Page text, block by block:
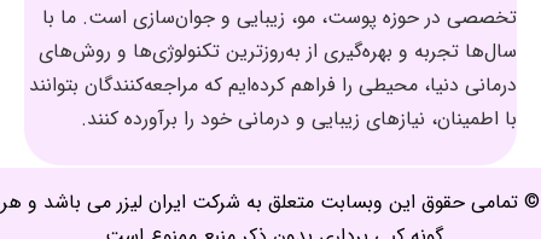
تخصصی در حوزه پوست، مو، زیبایی و جوان‌سازی است. ما با
سال‌ها تجربه و بهره‌گیری از به‌روزترین تکنولوژی‌ها و روش‌های
درمانی دنیا، محیطی را فراهم کرده‌ایم که مراجعه‌کنندگان بتوانند
با اطمینان، نیازهای زیبایی و درمانی خود را برآورده کنند.
© تمامی حقوق این وبسابت متعلق به شرکت ایران لیزر می باشد و هر